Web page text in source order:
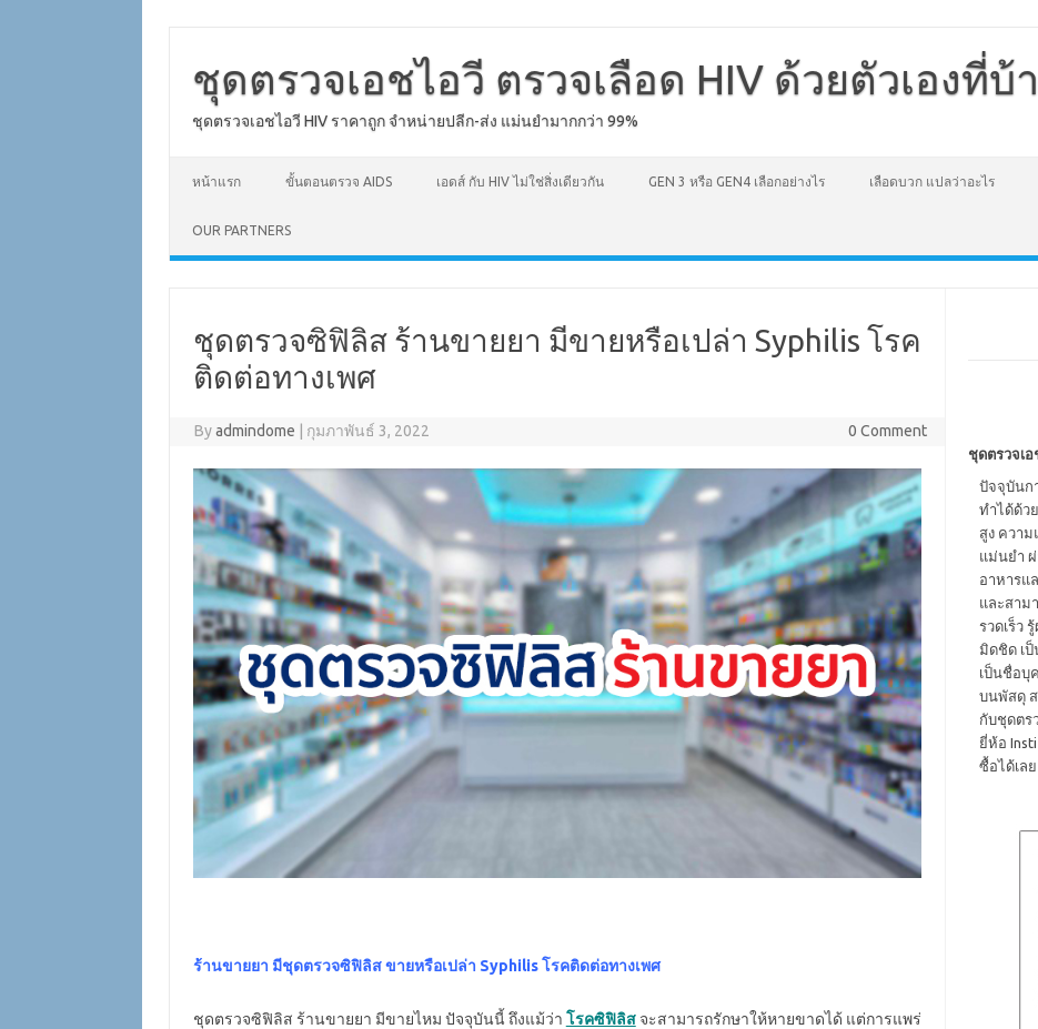
ชุดตรวจเอชไอวี ตรวจเลือด HIV ด้วยตัวเองที่บ้
ชุดตรวจเอชไอวี HIV ราคาถูก จำหน่ายปลีก-ส่ง แม่นยำมากกว่า 99%
หน้าแรก ขั้นตอนตรวจ AIDS เอดส์ กับ HIV ไม่ใช่สิ่งเดียวกัน GEN 3 หรือ GEN4 เลือกอย่างไร เลือดบวก แปลว่าอะไร
OUR PARTNERS
ชุดตรวจซิฟิลิส ร้านขายยา มีขายหรือเปล่า Syphilis โรค
ติดต่อทางเพศ
Byadmindome กุมภาพันธ์ 3, 2022 0 Comment
ร้านขายยา มีชุดตรวจซิฟิลิส ขายหรือเปล่า Syphilis โรคติดต่อทางเพศ
ชุดตรวจซิฟิลิส ร้านขายยา มีขายไหม ปัจจุบันนี้ ถึงแม้ว่า โรคซิฟิลิสจะสามารถรักษาให้หายขาดได้ แต่การแพร่
ชุดตรวจเ
ปัจจุบันก
ทำได้ด้ว
สูง ควา
แม่นยำ ผ่
อาหารแ
และสาม
รวดเร็ว
มิดชิด เ
เป็นชื่อบุ
บนพัสดุ
กับชุดตร
ยี่ห้อ
ซื้อได้เล